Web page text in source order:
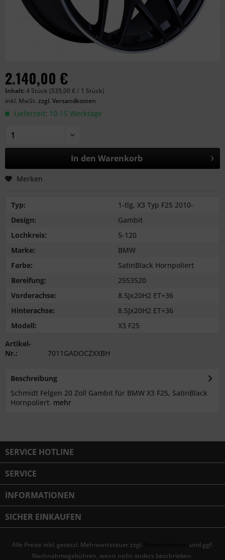
2.140,00 €
Inhalt:4 Stück (535,00 € / 1 Stück)
inkl. MwSt. zzgl. Versandkosten
Lieferzeit: 10-15 Werktage
In den Warenkorb
Merken
Typ:
1-tlg, X3 Typ F25 2010-
Design:
Gambit
Lochkreis:
5-120
Marke:
BMW
Farbe:
SatinBlack Hornpoliert
Bereifung:
2553520
Vorderachse:
8.5Jx20H2 ET+36
Hinterachse:
8.5Jx20H2 ET+36
Modell:
X3 F25
Artikel-
Nr.:
7011GADOCZXXBH
Beschreibung
Schmidt Felgen 20 Zoll Gambit für BMW X3 F25, SatinBlack
Hornpoliert. mehr
SERVICE HOTLINE
SERVICE
INFORMATIONEN
SICHER EINKAUFEN
Alle Preise inkl. gesetzl. Mehrwertsteuer zzgl.
und ggf.
Nachnahmegebühren, wenn nicht anders beschrieben.